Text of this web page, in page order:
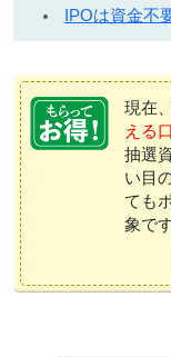
IPOは資金不
現在、
える
抽選
い目
ても
象で